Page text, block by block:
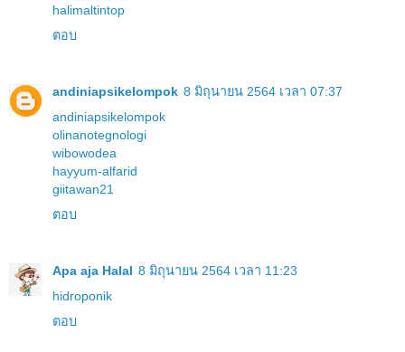
halimaltintop
ตอบ
andiniapsikelompok 8 มิถุนายน 2564 เวลา 07:37
andiniapsikelompok
olinanotegnologi
wibowodea
hayyum-alfarid
giitawan21
ตอบ
Apa aja Halal 8 มิถุนายน 2564 เวลา 11:23
hidroponik
ตอบ